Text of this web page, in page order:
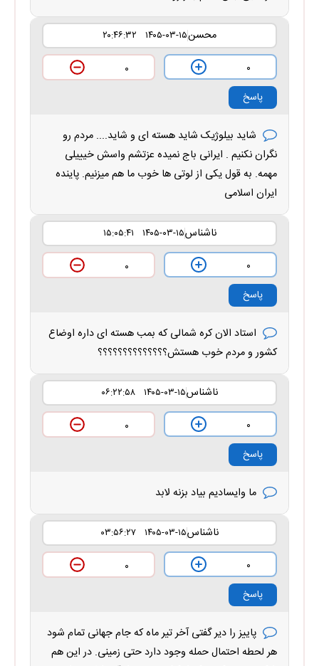
محسن۱۴۰۵-۰۳-۱۵ ۲۰:۴۶:۳۲
۰
۰
پاسخ
شاید بیلوژیک شاید هسته ای و شاید.... مردم رو
نگران نکنیم . ایرانی باج نمیده عزتشم واسش خیییلی
مهمه. به قول یکی از لوتی ها خوب ما هم میزنیم. پاینده
ایران اسلامی
ناشناس۱۴۰۵-۰۳-۱۵ ۱۵:۰۵:۴۱
۰
۰
پاسخ
استاد الان کره شمالی که بمب هسته ای داره اوضاع
کشور و مردم خوب هستش؟؟؟؟؟؟؟؟؟؟؟؟؟؟
ناشناس۱۴۰۵-۰۳-۱۵ ۰۶:۲۲:۵۸
۰
۰
پاسخ
ما وایسادیم بیاد بزنه لابد
ناشناس۱۴۰۵-۰۳-۱۵ ۰۳:۵۶:۲۷
۰
۰
پاسخ
پاییز را دیر گفتی آخر تیر ماه که جام جهانی تمام شود
هر لحطه احتمال حمله وجود دارد حتی زمینی. در این هم